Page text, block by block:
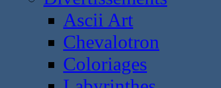
Ascii Art
Chevalotron
Coloriages